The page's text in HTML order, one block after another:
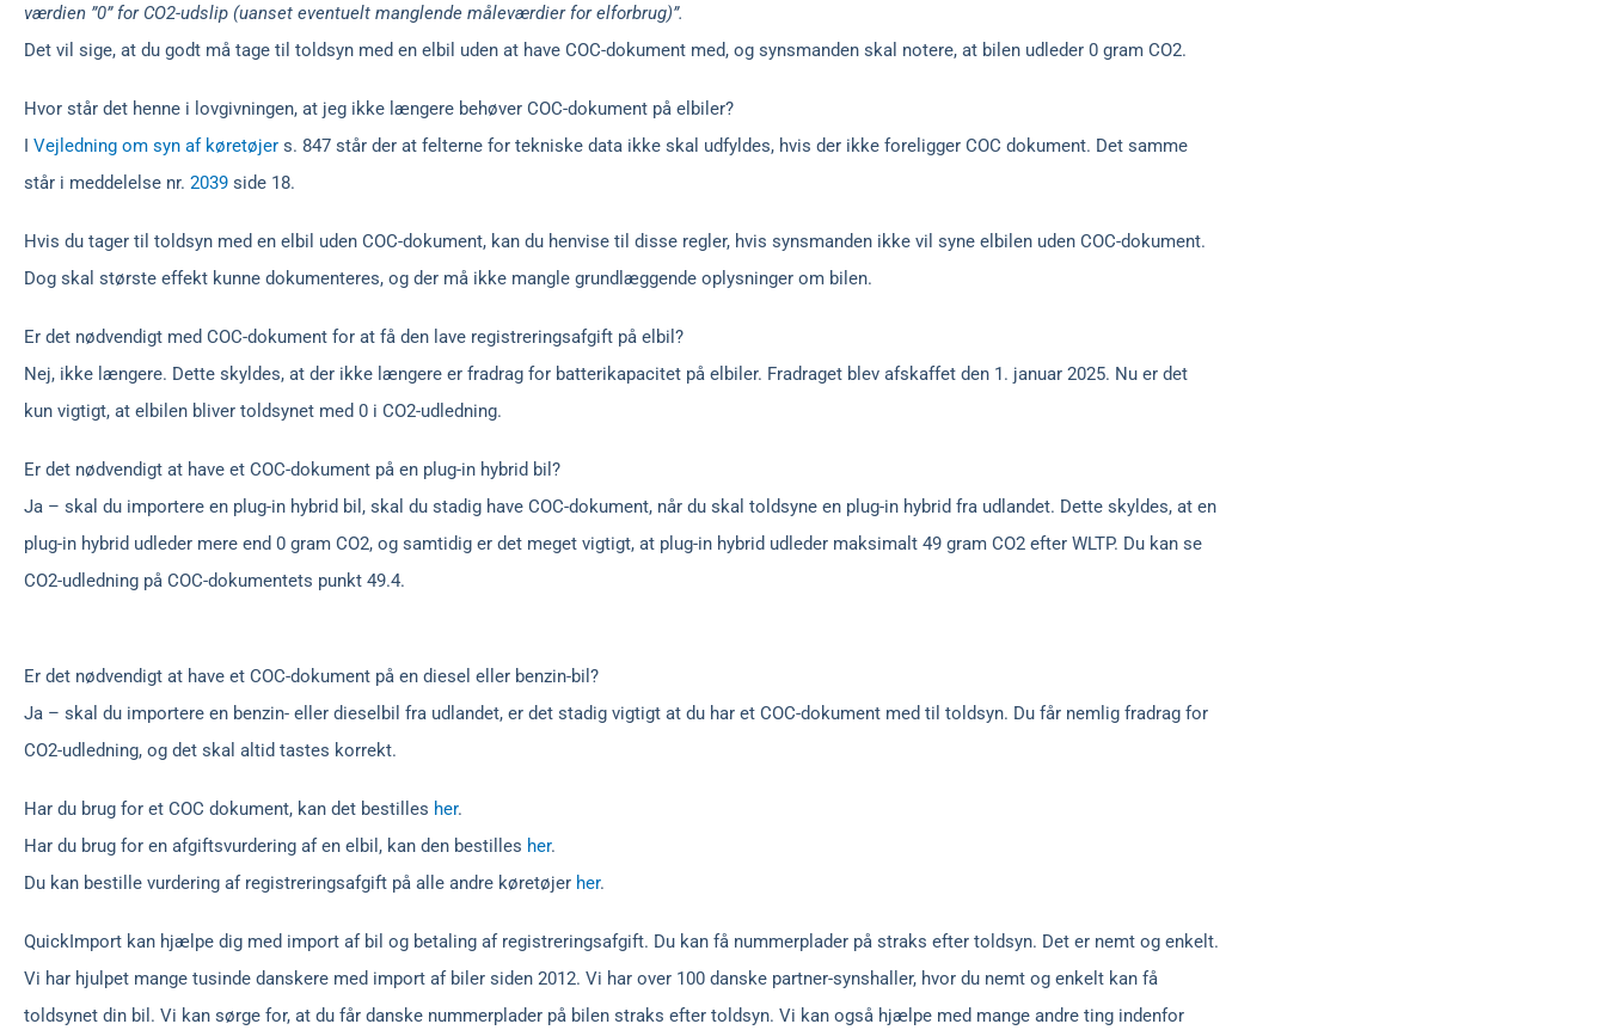
værdien ”0” for CO2-udslip (uanset eventuelt manglende måleværdier for elforbrug)”.
Det vil sige, at du godt må tage til toldsyn med en elbil uden at have COC-dokument med, og synsmanden skal notere, at bilen udleder 0 gram CO2.
Hvor står det henne i lovgivningen, at jeg ikke længere behøver COC-dokument på elbiler?
I Vejledning om syn af køretøjer s. 847 står der at felterne for tekniske data ikke skal udfyldes, hvis der ikke foreligger COC dokument. Det samme
står i meddelelse nr. 2039 side 18.
Hvis du tager til toldsyn med en elbil uden COC-dokument, kan du henvise til disse regler, hvis synsmanden ikke vil syne elbilen uden COC-dokument.
Dog skal største effekt kunne dokumenteres, og der må ikke mangle grundlæggende oplysninger om bilen.
Er det nødvendigt med COC-dokument for at få den lave registreringsafgift på elbil?
Nej, ikke længere. Dette skyldes, at der ikke længere er fradrag for batterikapacitet på elbiler. Fradraget blev afskaffet den 1. januar 2025. Nu er det
kun vigtigt, at elbilen bliver toldsynet med 0 i CO2-udledning.
Er det nødvendigt at have et COC-dokument på en plug-in hybrid bil?
Ja – skal du importere en plug-in hybrid bil, skal du stadig have COC-dokument, når du skal toldsyne en plug-in hybrid fra udlandet. Dette skyldes, at en
plug-in hybrid udleder mere end 0 gram CO2, og samtidig er det meget vigtigt, at plug-in hybrid udleder maksimalt 49 gram CO2 efter WLTP. Du kan se
CO2-udledning på COC-dokumentets punkt 49.4.
Er det nødvendigt at have et COC-dokument på en diesel eller benzin-bil?
Ja – skal du importere en benzin- eller dieselbil fra udlandet, er det stadig vigtigt at du har et COC-dokument med til toldsyn. Du får nemlig fradrag for
CO2-udledning, og det skal altid tastes korrekt.
Har du brug for et COC dokument, kan det bestilles her.
Har du brug for en afgiftsvurdering af en elbil, kan den bestilles her.
Du kan bestille vurdering af registreringsafgift på alle andre køretøjer her.
QuickImport kan hjælpe dig med import af bil og betaling af registreringsafgift. Du kan få nummerplader på straks efter toldsyn. Det er nemt og enkelt.
Vi har hjulpet mange tusinde danskere med import af biler siden 2012. Vi har over 100 danske partner-synshaller, hvor du nemt og enkelt kan få
toldsynet din bil. Vi kan sørge for, at du får danske nummerplader på bilen straks efter toldsyn. Vi kan også hjælpe med mange andre ting indenfor